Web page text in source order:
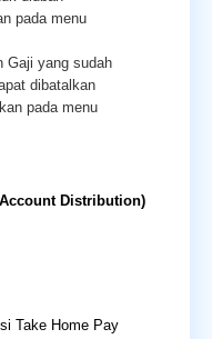
pada menu
Gaji yang sudah
dibatalkan
pada menu
Distribution)
Take Home Pay